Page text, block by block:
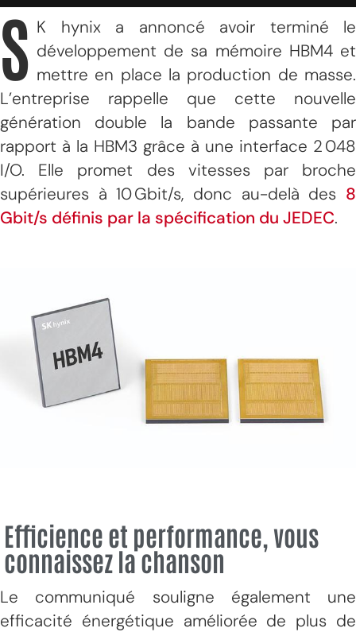
S K hynix a annoncé avoir terminé le
développement de sa mémoire HBM4 et
mettre en place la production de masse.
L’entreprise rappelle que cette nouvelle
génération double la bande passante par
rapport à la HBM3 grâce à une interface 2 048
I/O. Elle promet des vitesses par broche
supérieures à 10 Gbit/s, donc au-delà des 8
Gbit/s définis par la spécification du JEDEC.
Efficience et performance, vous
connaissez la chanson
Le communiqué souligne également une
efficacité énergétique améliorée de plus de